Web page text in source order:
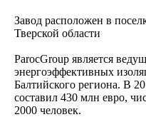
Завод расположен в
Тверской области
ParocGroup является
энергоэффективных
Балтийского региона. В
составил 430 млн евро,
2000 человек.